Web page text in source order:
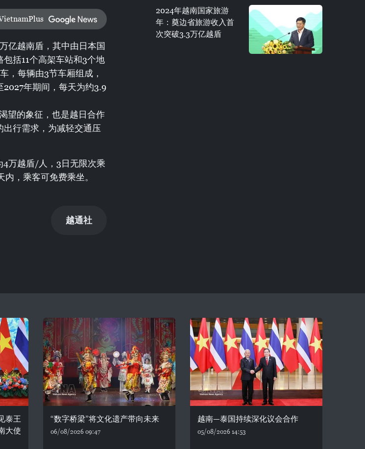
亿越南盾，其中由日本国
括11个高架车站和3个地
，每辆由3节车厢组成，
年期间，每天为约3.9
望的象征，也是越日合作
行需求，为减轻交通压
4万越盾/人，3日无限次乘
，乘客可免费乘坐。
越通社
2024年越南国家旅游
年：奠边省旅游收入首
次突破3.3万亿越盾
泰王
大使
“数字桥梁”将文化遗产带向未来
06/08/2026 09:47
越南—泰国持续深化议会合作
05/08/2026 14:53